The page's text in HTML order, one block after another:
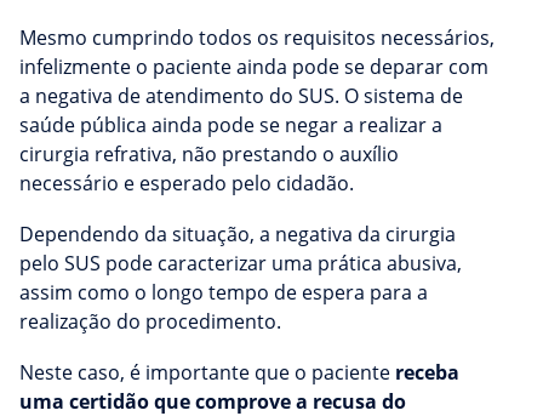
Mesmo cumprindo todos os requisitos necessários,
infelizmente o paciente ainda pode se deparar com
a negativa de atendimento do SUS. O sistema de
saúde pública ainda pode se negar a realizar a
cirurgia refrativa, não prestando o auxílio
necessário e esperado pelo cidadão.
Dependendo da situação, a negativa da cirurgia
pelo SUS pode caracterizar uma prática abusiva,
assim como o longo tempo de espera para a
realização do procedimento.
Neste caso, é importante que o paciente receba
uma certidão que comprove a recusa do